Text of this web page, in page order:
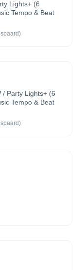
Lights+ (6
Tempo & Beat
/ Party Lights+ (6
Tempo & Beat